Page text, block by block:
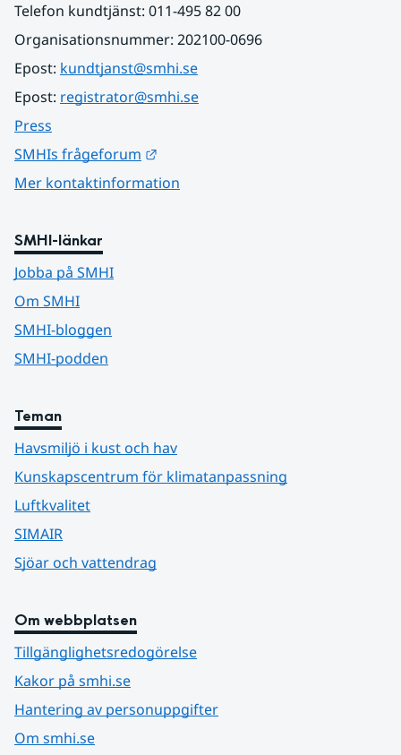
Telefon kundtjänst: 011-495 82 00
Organisationsnummer: 202100-0696
Epost: kundtjanst@smhi.se
Epost: registrator@smhi.se
Press
SMHIs frågeforum
Mer kontaktinformation
SMHI-länkar
Jobba på SMHI
Om SMHI
SMHI-bloggen
SMHI-podden
Teman
Havsmiljö i kust och hav
Kunskapscentrum för klimatanpassning
Luftkvalitet
SIMAIR
Sjöar och vattendrag
Om webbplatsen
Tillgänglighetsredogörelse
Kakor på smhi.se
Hantering av personuppgifter
Om smhi.se